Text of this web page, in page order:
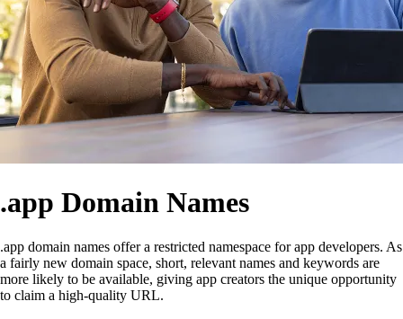
.app Domain Names
.app domain names offer a restricted namespace for app developers. As
a fairly new domain space, short, relevant names and keywords are
more likely to be available, giving app creators the unique opportunity
to claim a high-quality URL.